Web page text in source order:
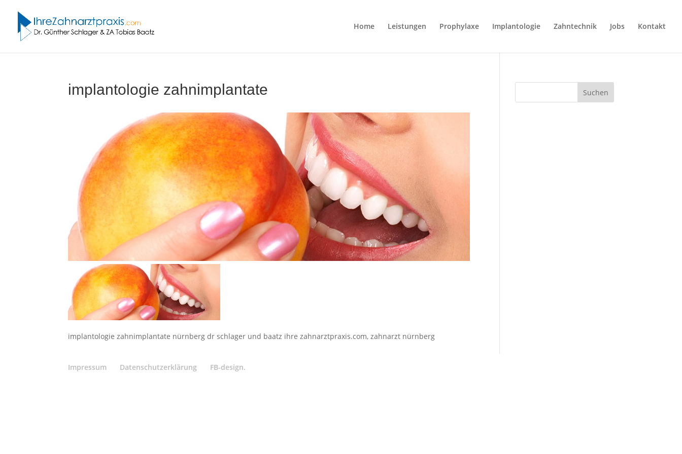
Home Leistungen Prophylaxe Implantologie Zahntechnik Jobs Kontakt
implantologie zahnimplantate
implantologie zahnimplantate nürnberg dr schlager und baatz ihre zahnarztpraxis.com, zahnarzt nürnberg
Impressum Datenschutzerklärung FB-design.